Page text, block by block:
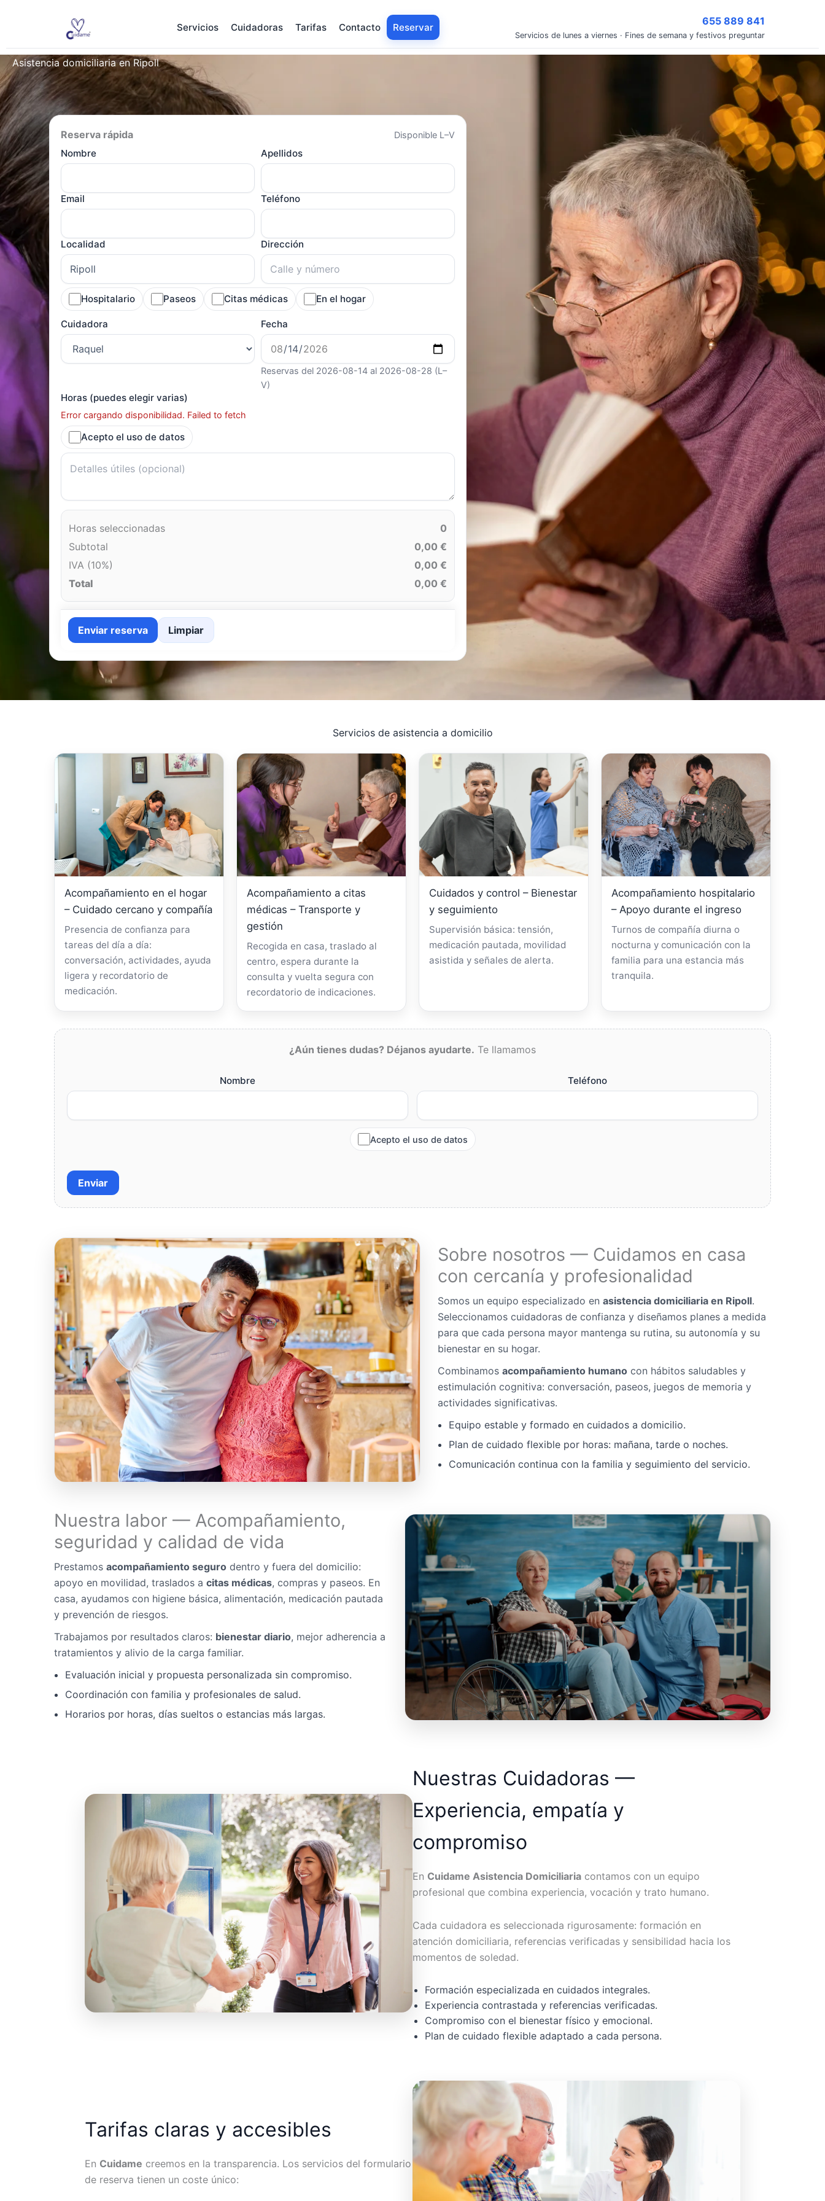
Servicios Cuidadoras Tarifas Contacto Reservar
655 889 841
Servicios de lunes a viernes · Fines de semana y festivos preguntar
Asistencia domiciliaria en Ripoll
Reserva rápida Disponible L–V
Nombre Apellidos
Email Teléfono
Localidad Dirección
Hospitalario Paseos Citas médicas En el hogar
Cuidadora Fecha
Reservas del 2026-08-14 al 2026-08-28 (L–
V)
Horas (puedes elegir varias)
Error cargando disponibilidad. Failed to fetch
Acepto el uso de datos
Horas seleccionadas
0
Subtotal
0,00 €
IVA (10%)
0,00 €
Total
0,00 €
Enviar reserva Limpiar
Servicios de asistencia a domicilio
Acompañamiento en el hogar
– Cuidado cercano y compañía
Presencia de confianza para
tareas del día a día:
conversación, actividades, ayuda
ligera y recordatorio de
medicación.
Acompañamiento a citas
médicas – Transporte y
gestión
Recogida en casa, traslado al
centro, espera durante la
consulta y vuelta segura con
recordatorio de indicaciones.
Cuidados y control – Bienestar
y seguimiento
Supervisión básica: tensión,
medicación pautada, movilidad
asistida y señales de alerta.
Acompañamiento hospitalario
– Apoyo durante el ingreso
Turnos de compañía diurna o
nocturna y comunicación con la
familia para una estancia más
tranquila.
¿Aún tienes dudas? Déjanos ayudarte. Te llamamos
Nombre Teléfono
Acepto el uso de datos
Enviar
Sobre nosotros — Cuidamos en casa
con cercanía y profesionalidad
Somos un equipo especializado enasistencia domiciliaria en Ripoll.
Seleccionamos cuidadoras de confianza y diseñamos planes a medida
para que cada persona mayor mantenga su rutina, su autonomía y su
bienestar en su hogar.
Combinamosacompañamiento humano con hábitos saludables y
estimulación cognitiva: conversación, paseos, juegos de memoria y
actividades significativas.
Equipo estable y formado en cuidados a domicilio.
Plan de cuidado flexible por horas: mañana, tarde o noches.
Comunicación continua con la familia y seguimiento del servicio.
Nuestra labor — Acompañamiento,
seguridad y calidad de vida
Prestamos acompañamiento seguro dentro y fuera del domicilio:
apoyo en movilidad, traslados a citas médicas, compras y paseos. En
casa, ayudamos con higiene básica, alimentación, medicación pautada
y prevención de riesgos.
Trabajamos por resultados claros: bienestar diario, mejor adherencia a
tratamientos y alivio de la carga familiar.
Evaluación inicial y propuesta personalizada sin compromiso.
Coordinación con familia y profesionales de salud.
Horarios por horas, días sueltos o estancias más largas.
Nuestras Cuidadoras —
Experiencia, empatía y
compromiso
En Cuidame Asistencia Domiciliaria contamos con un equipo
profesional que combina experiencia, vocación y trato humano.
Cada cuidadora es seleccionada rigurosamente: formación en
atención domiciliaria, referencias verificadas y sensibilidad hacia los
momentos de soledad.
Formación especializada en cuidados integrales.
Experiencia contrastada y referencias verificadas.
Compromiso con el bienestar físico y emocional.
Plan de cuidado flexible adaptado a cada persona.
Tarifas claras y accesibles
En Cuidame creemos en la transparencia. Los servicios del formulario
de reserva tienen un coste único: